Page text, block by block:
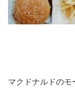
マクドナルドの